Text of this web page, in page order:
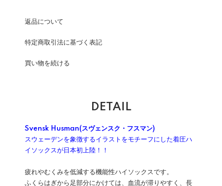
返品について
特定商取引法に基づく表記
買い物を続ける
DETAIL
Svensk Husman(スヴェンスク・フスマン)
スウェーデンを象徴するイラストをモチーフにした着圧ハ
イソックスが日本初上陸！！
疲れやむくみを低減する機能性ハイソックスです。
ふくらはぎから足部分にかけては、血流が滞りやすく、長